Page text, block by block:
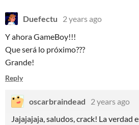
Duefectu
2 years ago
Y ahora GameBoy!!!
Que será lo próximo???
Grande!
Reply
oscarbraindead
2 years ago
Jajajajaja, saludos, crack! La verdad